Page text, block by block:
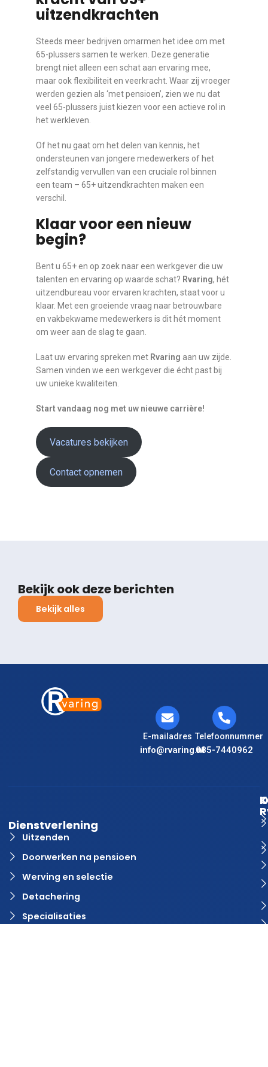
uitzendkrachten
Steeds meer bedrijven omarmen het idee om met
65-plussers samen te werken. Deze generatie
brengt niet alleen een schat aan ervaring mee,
maar ook flexibiliteit en veerkracht. Waar zij vroeger
werden gezien als ‘met pensioen’, zien we nu dat
veel 65-plussers juist kiezen voor een actieve rol in
het werkleven.
Of het nu gaat om het delen van kennis, het
ondersteunen van jongere medewerkers of het
zelfstandig vervullen van een cruciale rol binnen
een team – 65+ uitzendkrachten maken een
verschil.
Klaar voor een nieuw
begin?
Bent u 65+ en op zoek naar een werkgever die uw
talenten en ervaring op waarde schat? Rvaring, hét
uitzendbureau voor ervaren krachten, staat voor u
klaar. Met een groeiende vraag naar betrouwbare
en vakbekwame medewerkers is dit hét moment
om weer aan de slag te gaan.
Laat uw ervaring spreken met Rvaring aan uw zijde.
Samen vinden we een werkgever die écht past bij
uw unieke kwaliteiten.
Start vandaag nog met uw nieuwe carrière!
Vacatures bekijken
Contact opnemen
Bekijk ook deze berichten
Bekijk alles
E-mailadres
info@rvaring.nl
Telefoonnummer
085-7440962
Dienstverlening
Uitzenden
Doorwerken na pensioen
Werving en selectie
Detachering
Specialisaties